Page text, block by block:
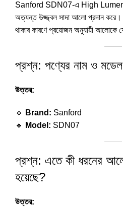
Sanford SDN07-এ High Lumen
অত্যন্ত উজ্জ্বল সাদা আলো প্রদান
থাকার কারণে প্রয়োজন অনুযায়ী আলোকে
প্রশ্ন: পণ্যের নাম ও
উত্তর:
🔹 Brand: Sanford
🔹
Model: SDN07
প্রশ্ন: এতে কী ধরনের
হয়েছে?
উত্তর: